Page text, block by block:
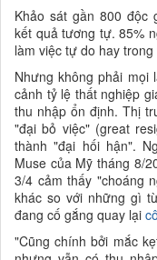
Khảo sát gần 800 độc
kết quả tương tự. 85%
làm việc tự do hay
Nhưng không phải mọi
cảnh tỷ lệ thất nghiệp
thu nhập ổn định. Thị
"đại bỏ việc" (great
thành "đại hối hận".
Muse của Mỹ tháng 8/
3/4 cảm thấy "choáng
khác so với những gì
đang cố gắng quay lại
"Cũng chính bởi mắc